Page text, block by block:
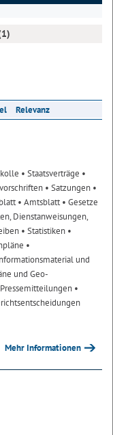
Relevanz
• Staatsverträge •
• Satzungen •
• Amtsblatt• Gesetze
Dienstanweisungen,
• Statistiken •
•
und
und Geo-
•
Mehr Informationen